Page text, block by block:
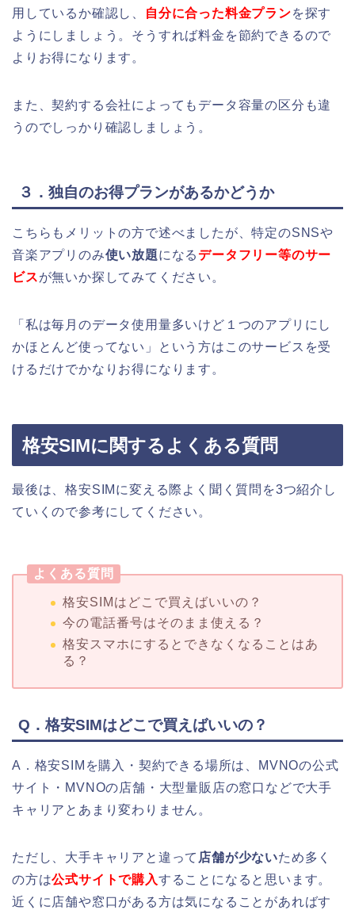
用しているか確認し、 自分に合った料金プランを探す
ようにしましょう。そうすれば料金を節約できるので
よりお得になります。
また、契約する会社によってもデータ容量の区分も違
うのでしっかり確認しましょう。
３．独自のお得プランがあるかどうか
こちらもメリットの方で述べましたが、特定のSNSや
音楽アプリのみ使い放題になるデータフリー等のサー
ビスが無いか探してみてください。
「私は毎月のデータ使用量多いけど１つのアプリにし
かほとんど使ってない」という方はこのサービスを受
けるだけでかなりお得になります。
格安SIMに関するよくある質問
最後は、格安SIMに変える際よく聞く質問を3つ紹介し
ていくので参考にしてください。
よくある質問
格安SIMはどこで買えばいいの？
今の電話番号はそのまま使える？
格安スマホにするとできなくなることはあ
る？
Q．格安SIMはどこで買えばいいの？
A．格安SIMを購入・契約できる場所は、MVNOの公式
サイト・MVNOの店舗・大型量販店の窓口などで大手
キャリアとあまり変わりません。
ただし、大手キャリアと違って 店舗が少ないため多く
の方は公式サイトで購入することになると思います。
近くに店舗や窓口がある方は気になることがあればす